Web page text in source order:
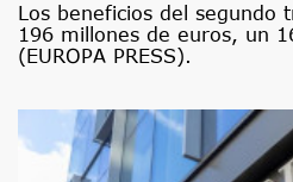
Los beneficios del segundo
196 millones de euros, un
(EUROPA PRESS).